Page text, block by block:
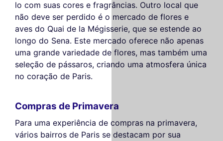
lo com suas cores e fragrâncias. Outro local que
não deve ser perdido é o mercado de flores e
aves do Quai de la Mégisserie, que se estende ao
longo do Sena. Este mercado oferece não apenas
uma grande variedade de flores, mas também uma
seleção de pássaros, criando uma atmosfera única
no coração de Paris.
Compras de Primavera
Para uma experiência de compras na primavera,
vários bairros de Paris se destacam por sua